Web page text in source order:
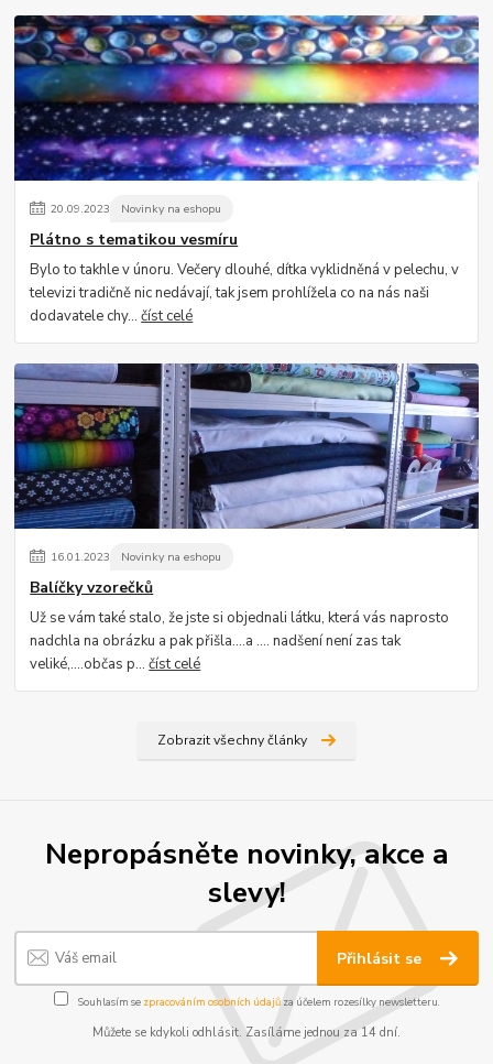
20.09.2023 Novinky na eshopu
Plátno s tematikou vesmíru
Bylo to takhle v únoru. Večery dlouhé, dítka vyklidněná v pelechu, v
televizi tradičně nic nedávají, tak jsem prohlížela co na nás naši
dodavatele chy...číst celé
16.01.2023 Novinky na eshopu
Balíčky vzorečků
Už se vám také stalo, že jste si objednali látku, která vás naprosto
nadchla na obrázku a pak přišla....a .... nadšení není zas tak
veliké,....občas p...číst celé
Zobrazit všechny články
Nepropásněte novinky, akce a
slevy!
Přihlásit se
Souhlasím se zpracováním osobních údajůza účelem rozesílky newsletteru.
Můžete se kdykoli odhlásit. Zasíláme jednou za 14 dní.